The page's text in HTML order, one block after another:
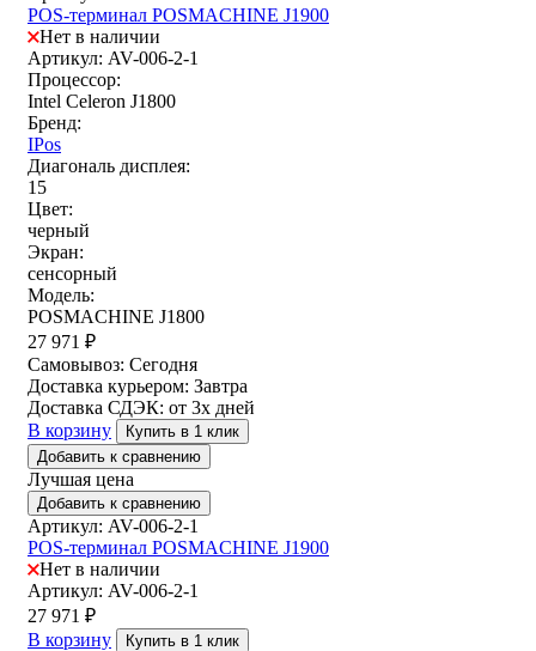
POS-терминал POSMACHINE J1900
Нет в наличии
Артикул: AV-006-2-1
Процессор:
Intel Celeron J1800
Бренд:
IPos
Диагональ дисплея:
15
Цвет:
черный
Экран:
сенсорный
Модель:
POSMACHINE J1800
27 971 ₽
Самовывоз: Сегодня
Доставка курьером: Завтра
Доставка СДЭК: от 3х дней
В корзину
Купить в 1 клик
Добавить к сравнению
Лучшая цена
Добавить к сравнению
Артикул: AV-006-2-1
POS-терминал POSMACHINE J1900
Нет в наличии
Артикул: AV-006-2-1
27 971 ₽
В корзину
Купить в 1 клик